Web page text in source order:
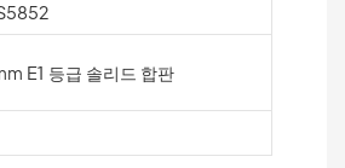
E1 등급 솔리드 합판